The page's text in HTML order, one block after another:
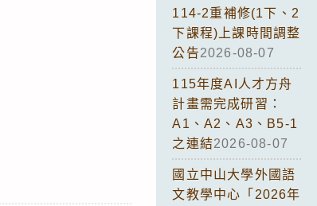
114-2重補修(1下、2
下課程)上課時間調整
公告2026-08-07
115年度AI人才方舟
計畫需完成研習：
A1、A2、A3、B5-1
之連結2026-08-07
國立中山大學外國語
文教學中心「2026年